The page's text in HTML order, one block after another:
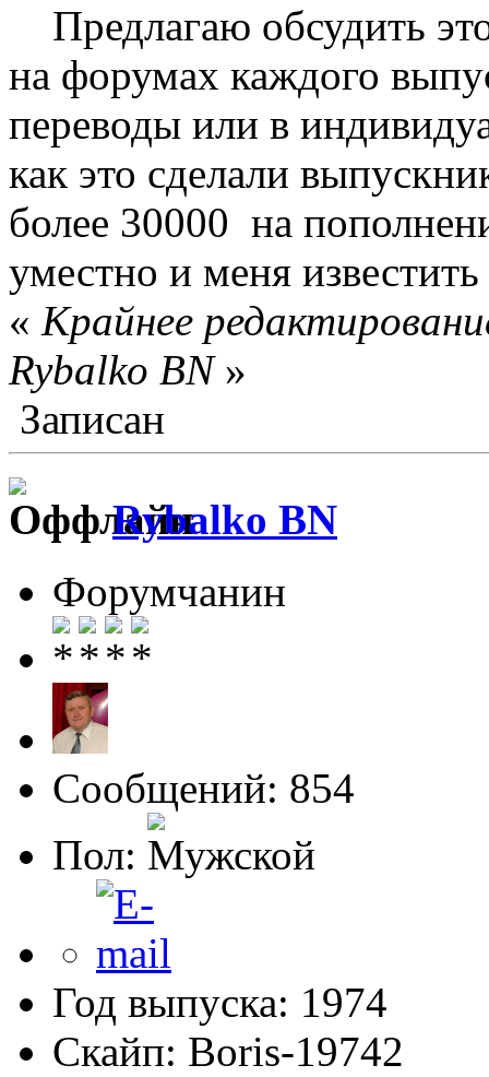
Предлагаю обсудить
на форумах каждого
переводы или в
как это сделали
более 30000 на
уместно и меня
« Крайнее
Rybalko BN»
Записан
Rybalko BN
Форумчанин
Сообщений: 854
Пол:
Год выпуска: 1974
Скайп: Boris-19742